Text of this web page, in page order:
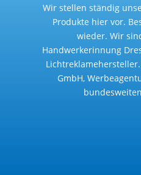
Wir stellen ständig
Produkte hier vor.
wieder. Wir
Handwerkerinnung
GmbH,